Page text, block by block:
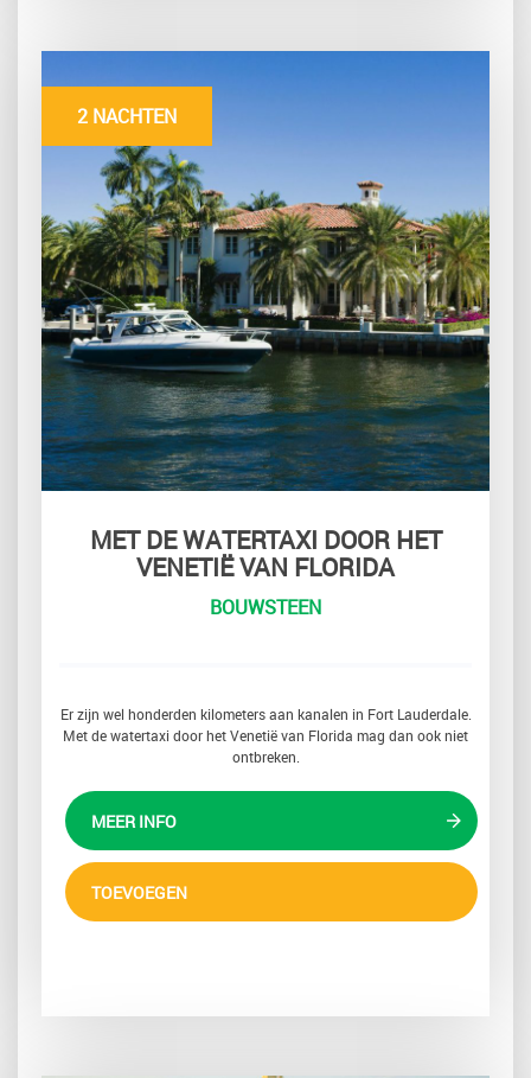
2 NACHTEN
MET DE WATERTAXI DOOR HET
VENETIË VAN FLORIDA
BOUWSTEEN
Er zijn wel honderden kilometers aan kanalen in Fort Lauderdale.
Met de watertaxi door het Venetië van Florida mag dan ook niet
ontbreken.
MEER INFO
TOEVOEGEN